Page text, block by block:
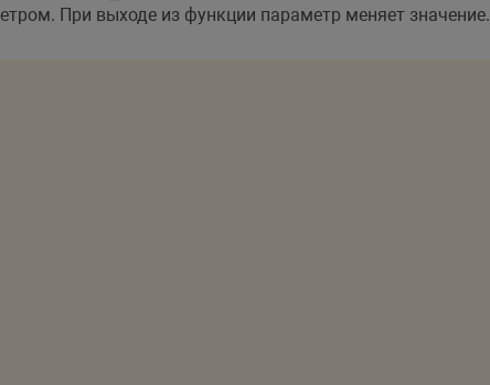
При выходе из функции параметр меняет значение.